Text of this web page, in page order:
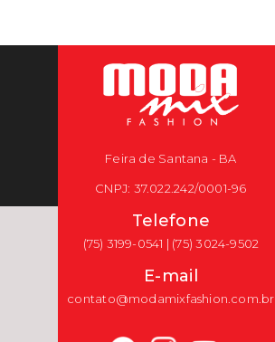
Feira de Santana - BA
CNPJ: 37.022.242/0001-96
Telefone
(75) 3199-0541 | (75) 3024-9502
E-mail
contato@modamixfashion.com.br